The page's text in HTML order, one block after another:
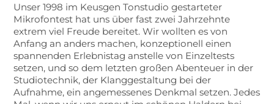
Unser 1998 im Keusgen Tonstudio gestarteter
Mikrofontest hat uns über fast zwei Jahrzehnte
extrem viel Freude bereitet. Wir wollten es von
Anfang an anders machen, konzeptionell einen
spannenden Erlebnistag anstelle von Einzeltests
setzen, und so dem letzten großen Abenteuer in der
Studiotechnik, der Klanggestaltung bei der
Aufnahme, ein angemessenes Denkmal setzen. Jedes